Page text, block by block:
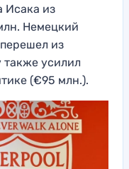
Исака из
Немецкий
из
также усилил
(€95 млн.).